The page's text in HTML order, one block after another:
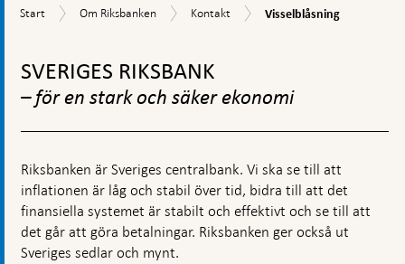
Start
Start
Om
Om Riksbanken Kontakt
Kontakt Visselblåsning
Visselblåsning
toppnavigation
SVERIGES RIKSBANK
– för en stark och säker ekonomi
Riksbanken är Sveriges centralbank. Vi ska se till att
inflationen är låg och stabil över tid, bidra till att det
finansiella systemet är stabilt och effektivt och se till att
det går att göra betalningar. Riksbanken ger också ut
Sveriges sedlar och mynt.